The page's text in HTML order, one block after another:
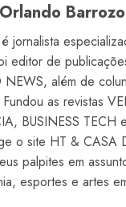
Orlando Barrozo
jornalista
editor de
além de
as revistas
BUSINESS TECH
o site HT & CASA
palpites em
esportes e artes